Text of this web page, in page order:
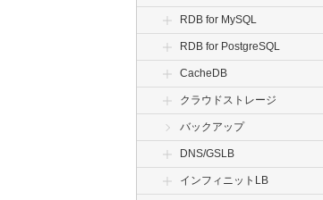
RDB for MySQL
RDB for PostgreSQL
CacheDB
クラウドストレージ
バックアップ
DNS/GSLB
インフィニットLB